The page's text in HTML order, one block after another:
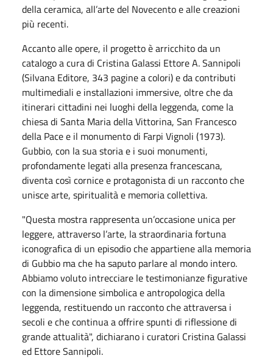
della ceramica, all’arte del Novecento e alle creazioni
più recenti.
Accanto alle opere, il progetto è arricchito da un
catalogo a cura di Cristina Galassi Ettore A. Sannipoli
(Silvana Editore, 343 pagine a colori) e da contributi
multimediali e installazioni immersive, oltre che da
itinerari cittadini nei luoghi della leggenda, come la
chiesa di Santa Maria della Vittorina, San Francesco
della Pace e il monumento di Farpi Vignoli (1973).
Gubbio, con la sua storia e i suoi monumenti,
profondamente legati alla presenza francescana,
diventa così cornice e protagonista di un racconto che
unisce arte, spiritualità e memoria collettiva.
"Questa mostra rappresenta un’occasione unica per
leggere, attraverso l’arte, la straordinaria fortuna
iconografica di un episodio che appartiene alla memoria
di Gubbio ma che ha saputo parlare al mondo intero.
Abbiamo voluto intrecciare le testimonianze figurative
con la dimensione simbolica e antropologica della
leggenda, restituendo un racconto che attraversa i
secoli e che continua a offrire spunti di riflessione di
grande attualità", dichiarano i curatori Cristina Galassi
ed Ettore Sannipoli.